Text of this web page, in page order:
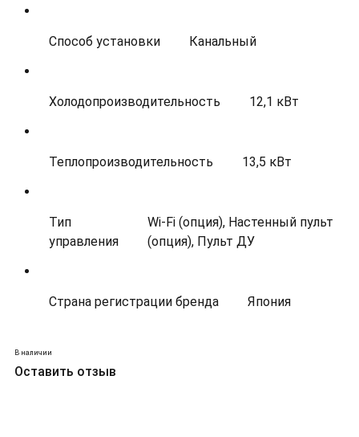
Способ установки Канальный
Холодопроизводительность 12,1 кВт
Теплопроизводительность 13,5 кВт
Тип
управления
Wi-Fi (опция), Настенный пульт
(опция), Пульт ДУ
Страна регистрации бренда Япония
В наличии
Оставить отзыв